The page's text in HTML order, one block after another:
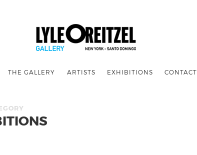
THE GALLERY ARTISTS EXHIBITIONS CONTACT